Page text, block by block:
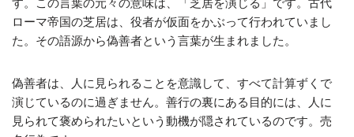
ローマ帝国の芝居は、役者が仮面をかぶって行われていまし
た。その語源から偽善者という言葉が生まれました。
偽善者は、人に見られることを意識して、すべて計算ずくで
演じているのに過ぎません。善行の裏にある目的には、人に
見られて褒められたいという動機が隠されているのです。売